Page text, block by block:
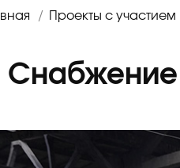
/ Проекты с
Снабжение